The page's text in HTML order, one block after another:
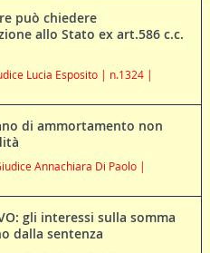
può chiedere
allo Stato ex art.586 c.c.
Lucia Esposito | n.1324 |
di ammortamento non
Annachiara Di Paolo |
gli interessi sulla somma
dalla sentenza